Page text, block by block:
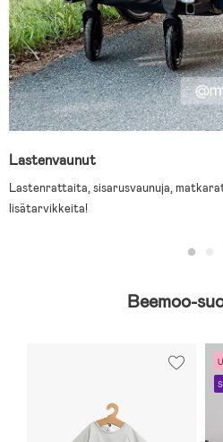
Lastenvaunut
Lastenrattaita, sisarusvaunuja,
lisätarvikkeita!
Beemoo-